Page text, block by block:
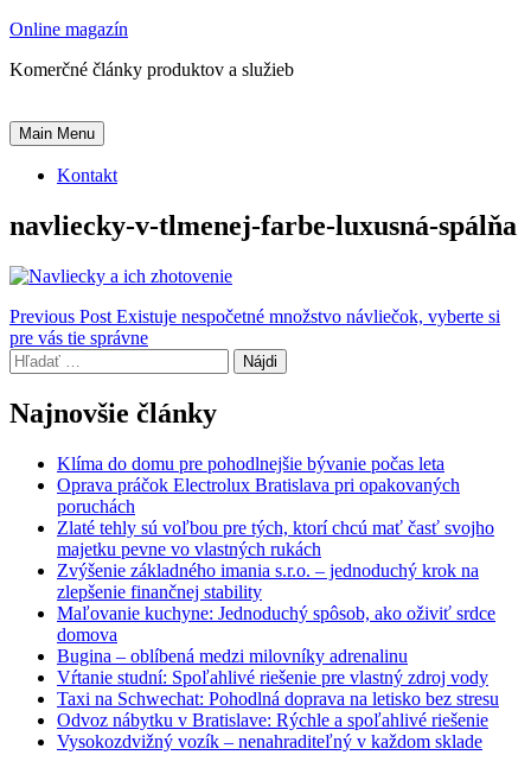
Skip
content
Online magazín
Komerčné články produktov a služieb
Main Menu
Kontakt
navliecky-v-tlmenej-farbe-luxusná-spálňa
Navigácia
v
článku
Previous Post Existuje nespočetné množstvo návliečok, vyberte si
pre vás tie správne
Hľadať:
Najnovšie články
Klíma do domu pre pohodlnejšie bývanie počas leta
Oprava práčok Electrolux Bratislava pri opakovaných
poruchách
Zlaté tehly sú voľbou pre tých, ktorí chcú mať časť svojho
majetku pevne vo vlastných rukách
Zvýšenie základného imania s.r.o. – jednoduchý krok na
zlepšenie finančnej stability
Maľovanie kuchyne: Jednoduchý spôsob, ako oživiť srdce
domova
Bugina – oblíbená medzi milovníky adrenalinu
Vŕtanie studní: Spoľahlivé riešenie pre vlastný zdroj vody
Taxi na Schwechat: Pohodlná doprava na letisko bez stresu
Odvoz nábytku v Bratislave: Rýchle a spoľahlivé riešenie
Vysokozdvižný vozík – nenahraditeľný v každom sklade